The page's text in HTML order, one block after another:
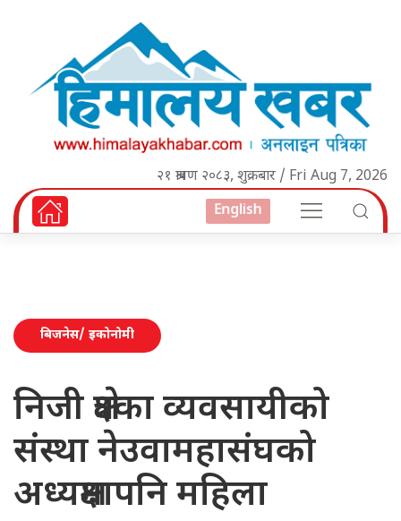
२१ श्रावण २०८३, शुक्रबार / Fri Aug 7, 2026
English
बिजनेस/ इकोनोमी
निजी क्षेत्रका व्यवसायीको
संस्था नेउवामहासंघको
अध्यक्षमापनि महिला